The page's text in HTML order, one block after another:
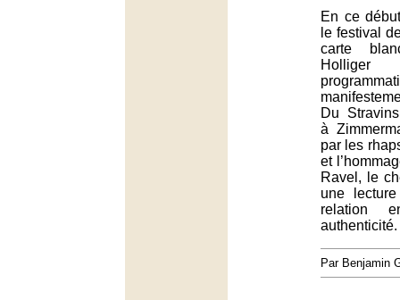
En ce
le festival
carte
Du
à
par les
et
Ravel, le
une
relation
authenticité.
Par Benjamin